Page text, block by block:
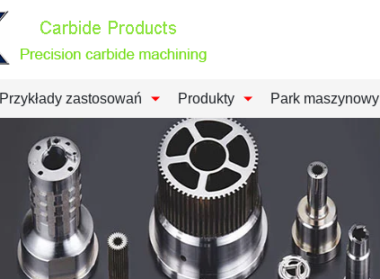
Przykłady zastosowań Produkty Park maszynowy